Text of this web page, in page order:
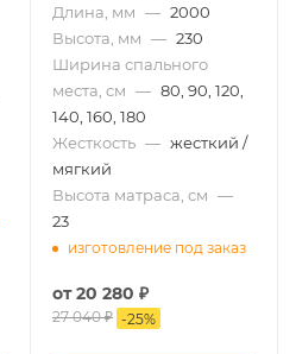
Длина, мм — 2000
Высота, мм — 230
Ширина спального
места, см — 80, 90, 120,
140, 160, 180
Жесткость — жесткий /
мягкий
Высота матраса, см —
23
изготовление под заказ
от20 280 ₽
27 040 ₽ -25%